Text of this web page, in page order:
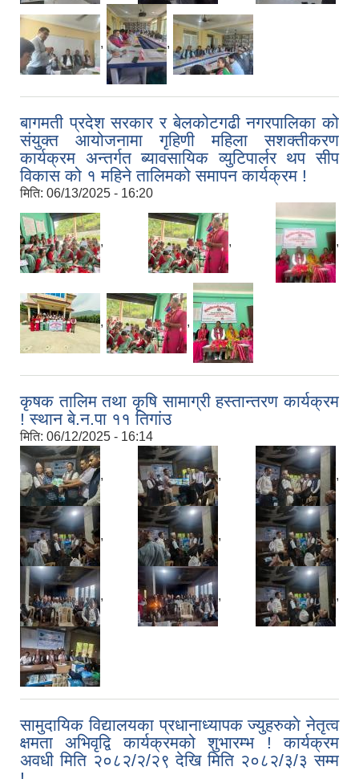
, ,
बागमती प्रदेश सरकार र बेलकोटगढी नगरपालिका को
संयुक्त आयोजनामा गृहिणी महिला सशक्तीकरण
कार्यक्रम अन्तर्गत ब्यावसायिक व्युटिपार्लर थप सीप
विकास को १ महिने तालिमको समापन कार्यक्रम !
मिति: 06/13/2025 - 16:20
, , ,
, ,
कृषक तालिम तथा कृषि सामाग्री हस्तान्तरण कार्यक्रम
! स्थान बे.न.पा ११ तिगांउ
मिति: 06/12/2025 - 16:14
, , ,
, , ,
, , ,
सामुदायिक विद्यालयका प्रधानाध्यापक ज्युहरुकाे नेतृत्व
क्षमता अभिवृद्वि कार्यक्रमको शुभारम्भ ! कार्यक्रम
अवधी मिति २०८२/२/२९ देखि मिति २०८२/३/३ सम्म